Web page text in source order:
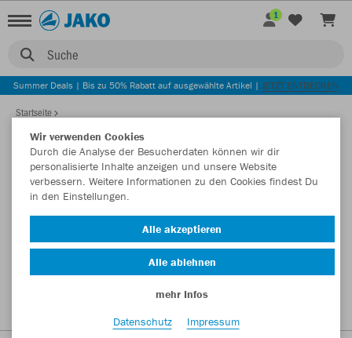
Suche
1
Summer Deals | Bis zu 50% Rabatt auf ausgewählte Artikel | JETZT ENTDECKEN
Startseite
Wir verwenden Cookies
Durch die Analyse der Besucherdaten können wir dir
personalisierte Inhalte anzeigen und unsere Website
verbessern. Weitere Informationen zu den Cookies findest Du
in den Einstellungen.
Alle akzeptieren
Alle ablehnen
mehr Infos
Datenschutz
Impressum